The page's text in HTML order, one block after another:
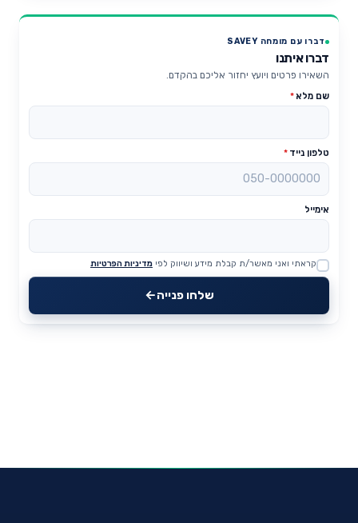
דברו עם מומחה SAVEY
דברו איתנו
השאירו פרטים ויועץ יחזור אליכם בהקדם.
שם מלא*
טלפון נייד *
אימייל
Website
קראתי ואני מאשר/ת קבלת מידע ושיווק לפי מדיניות הפרטיות
שלחו פנייה